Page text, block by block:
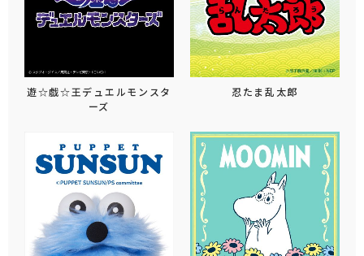
遊☆戯☆王デュエルモンスタ
ーズ
忍たま乱太郎